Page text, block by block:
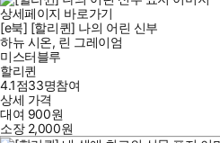
상세페이지 바로가기
[e북] [할리퀸] 나의 어린 신부
하뉴 시온, 린 그레이엄
미스터블루
할리퀸
4.1점33명참여
상세 가격
대여 900원
소장 2,000원